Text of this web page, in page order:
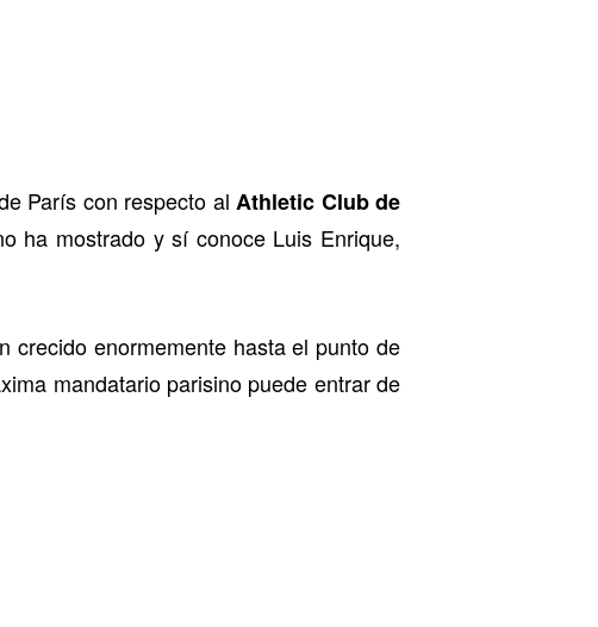
París con respecto al Athletic Club de
ha mostrado y sí conoce Luis Enrique,
crecido enormemente hasta el punto de
mandatario parisino puede entrar de